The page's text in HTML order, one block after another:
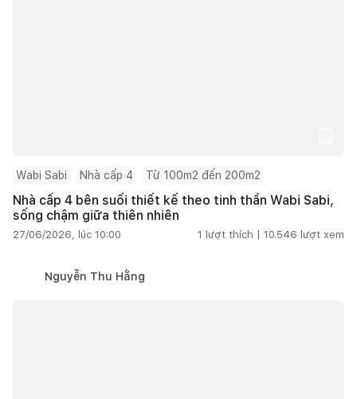
Wabi Sabi Nhà cấp 4 Từ 100m2 đến 200m2
Nhà cấp 4 bên suối thiết kế theo tinh thần Wabi Sabi,
sống chậm giữa thiên nhiên
27/06/2026, lúc 10:00 1 lượt thích | 10.546 lượt xem
Nguyễn Thu Hằng